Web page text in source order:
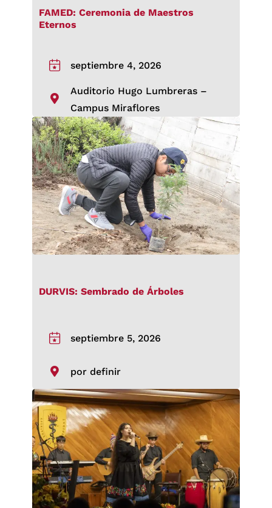
FAMED: Ceremonia de Maestros
Eternos
septiembre 4, 2026
Auditorio Hugo Lumbreras –
Campus Miraflores
DURVIS: Sembrado de Árboles
septiembre 5, 2026
por definir